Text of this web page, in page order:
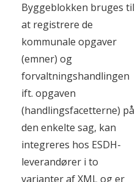
Byggeblokken bruges til
at registrere de
kommunale opgaver
(emner) og
forvaltningshandlingen
ift. opgaven
(handlingsfacetterne) på
den enkelte sag, kan
integreres hos ESDH-
leverandører i to
varianter af XML og er